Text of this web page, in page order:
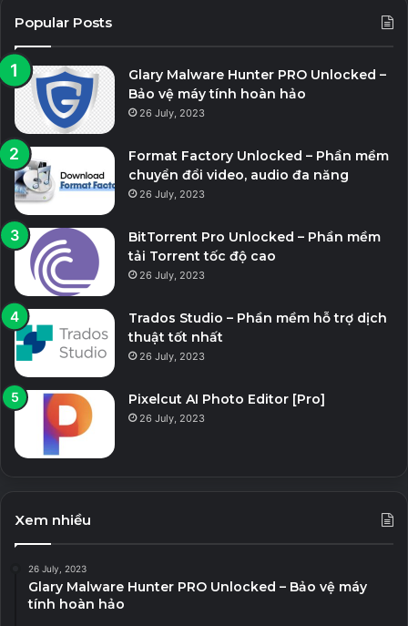
Popular Posts
Glary Malware Hunter PRO Unlocked –
Bảo vệ máy tính hoàn hảo
26 July, 2023
Format Factory Unlocked – Phần mềm
chuyển đổi video, audio đa năng
26 July, 2023
BitTorrent Pro Unlocked – Phần mềm
tải Torrent tốc độ cao
26 July, 2023
Trados Studio – Phần mềm hỗ trợ dịch
thuật tốt nhất
26 July, 2023
Pixelcut AI Photo Editor [Pro]
26 July, 2023
Xem nhiều
26 July, 2023
Glary Malware Hunter PRO Unlocked – Bảo vệ máy
tính hoàn hảo